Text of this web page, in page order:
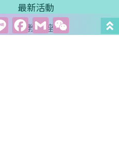
最新活動
衛教講座
LineFacebook
Gmail